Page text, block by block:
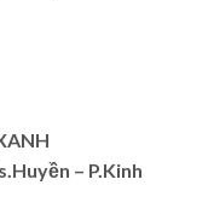
– P.Kinh